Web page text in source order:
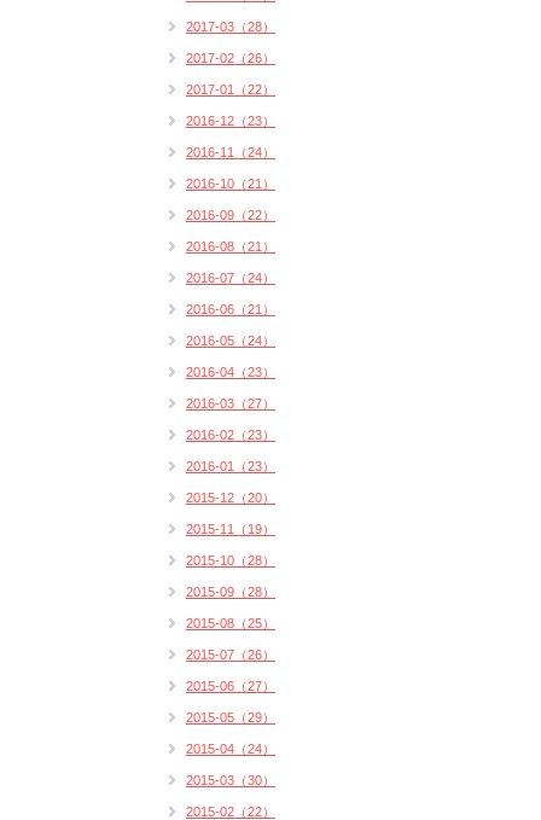
2017-03（28）
2017-02（26）
2017-01（22）
2016-12（23）
2016-11（24）
2016-10（21）
2016-09（22）
2016-08（21）
2016-07（24）
2016-06（21）
2016-05（24）
2016-04（23）
2016-03（27）
2016-02（23）
2016-01（23）
2015-12（20）
2015-11（19）
2015-10（28）
2015-09（28）
2015-08（25）
2015-07（26）
2015-06（27）
2015-05（29）
2015-04（24）
2015-03（30）
2015-02（22）